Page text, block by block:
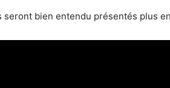
seront bien entendu présentés plus